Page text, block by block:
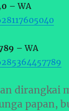
–WA
–WA
dirangkai
papan,